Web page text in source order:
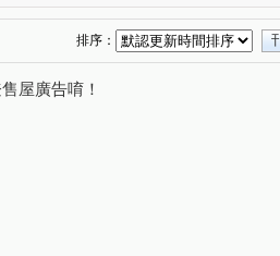
南路(1) 華美西街二段(1) 港都路(1)
環中東路三段(1) 忠明南路(1)
太和二
九路(1) 美村路二段(1) 學府路(1)
(1) 仁化工二路
排序：
屋廣告唷！